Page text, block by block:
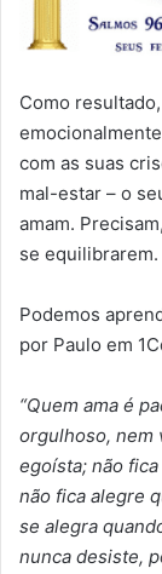
Como
com as suas
mal-estar – o
amam.
se equilibrarem.
Podemos
por Paulo em
“Quem ama é
orgulhoso, nem
egoísta; não
não fica alegre
se alegra
nunca desiste,